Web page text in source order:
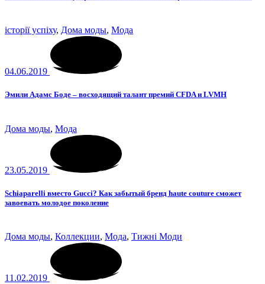
історії успіху, Дома моды, Мода
04.06.2019
Эмили Адамс Боде – восходящий талант премий CFDA и LVMH
Дома моды, Мода
23.05.2019
Schiaparelli вместо Gucci? Как забытый бренд haute couture сможет
завоевать молодое поколение
Дома моды, Коллекции, Мода, Тижні Моди
11.02.2019